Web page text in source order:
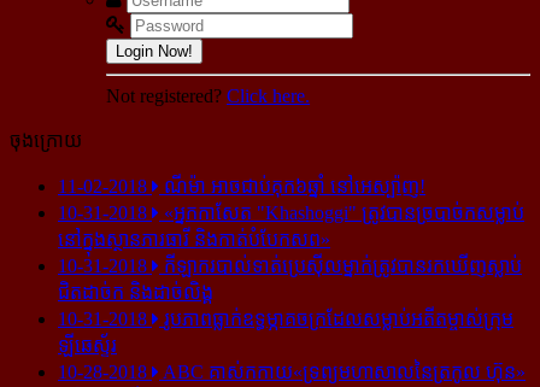
Login Now!
Not registered? Click here.
ចុងក្រោយ
11-02-2018
ណីម៉ា អាច​ជាប់​គុក​៦ឆ្នាំ នៅ​អេស្ប៉ាញ!
10-31-2018
«អ្នក​កាសែត "Khashoggi" ត្រូវ​បាន​ច្របាច់ក​សម្លាប់​
នៅ​ក្នុង​ស្ថាន​ភារធារី និង​កាត់​បំបែក​សព»
10-31-2018
កីឡាករ​បាល់ទាត់​ប្រេស៊ីល​ម្នាក់​ត្រូវ​បាន​រក​ឃើញ​ស្លាប់​
ជិត​ដាច់ក និង​ដាច់​លិង្គ
10-31-2018
រូបភាព​ធ្លាក់​ឧទ្ធម្ភាគចក្រ​ដែល​សម្លាប់​អតីត​ម្ចាស់​ក្រុម​
ឡីឆេស្ទ័រ
10-28-2018
ABC គាស់​កកាយ​«ទ្រព្យមហាសាល​នៃ​ត្រកូល ហ៊ុន»​